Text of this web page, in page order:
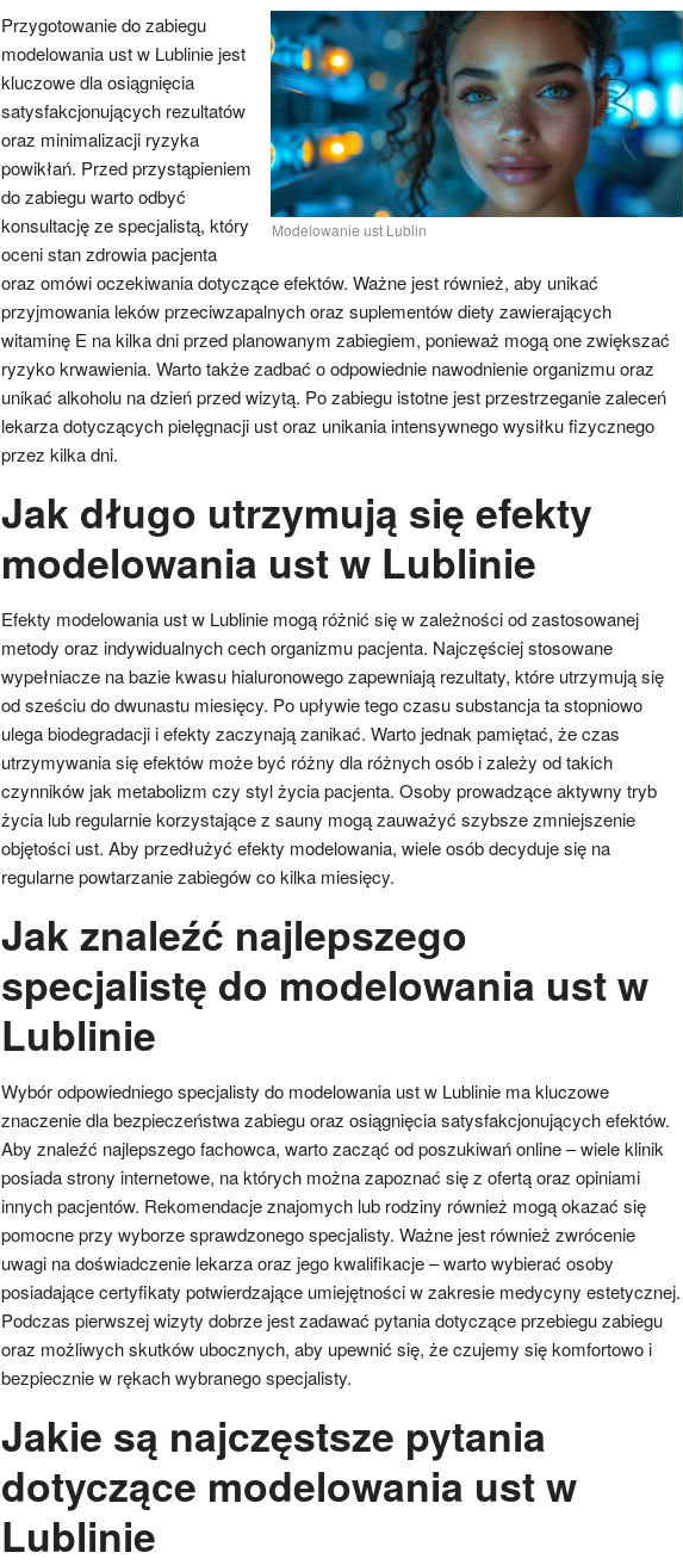
Modelowanie ust Lublin
Przygotowanie do zabiegu
modelowania ust w Lublinie jest
kluczowe dla osiągnięcia
satysfakcjonujących rezultatów
oraz minimalizacji ryzyka
powikłań. Przed przystąpieniem
do zabiegu warto odbyć
konsultację ze specjalistą, który
oceni stan zdrowia pacjenta
oraz omówi oczekiwania dotyczące efektów. Ważne jest również, aby unikać
przyjmowania leków przeciwzapalnych oraz suplementów diety zawierających
witaminę E na kilka dni przed planowanym zabiegiem, ponieważ mogą one zwiększać
ryzyko krwawienia. Warto także zadbać o odpowiednie nawodnienie organizmu oraz
unikać alkoholu na dzień przed wizytą. Po zabiegu istotne jest przestrzeganie zaleceń
lekarza dotyczących pielęgnacji ust oraz unikania intensywnego wysiłku fizycznego
przez kilka dni.
Jak długo utrzymują się efekty
modelowania ust w Lublinie
Efekty modelowania ust w Lublinie mogą różnić się w zależności od zastosowanej
metody oraz indywidualnych cech organizmu pacjenta. Najczęściej stosowane
wypełniacze na bazie kwasu hialuronowego zapewniają rezultaty, które utrzymują się
od sześciu do dwunastu miesięcy. Po upływie tego czasu substancja ta stopniowo
ulega biodegradacji i efekty zaczynają zanikać. Warto jednak pamiętać, że czas
utrzymywania się efektów może być różny dla różnych osób i zależy od takich
czynników jak metabolizm czy styl życia pacjenta. Osoby prowadzące aktywny tryb
życia lub regularnie korzystające z sauny mogą zauważyć szybsze zmniejszenie
objętości ust. Aby przedłużyć efekty modelowania, wiele osób decyduje się na
regularne powtarzanie zabiegów co kilka miesięcy.
Jak znaleźć najlepszego
specjalistę do modelowania ust w
Lublinie
Wybór odpowiedniego specjalisty do modelowania ust w Lublinie ma kluczowe
znaczenie dla bezpieczeństwa zabiegu oraz osiągnięcia satysfakcjonujących efektów.
Aby znaleźć najlepszego fachowca, warto zacząć od poszukiwań online – wiele klinik
posiada strony internetowe, na których można zapoznać się z ofertą oraz opiniami
innych pacjentów. Rekomendacje znajomych lub rodziny również mogą okazać się
pomocne przy wyborze sprawdzonego specjalisty. Ważne jest również zwrócenie
uwagi na doświadczenie lekarza oraz jego kwalifikacje – warto wybierać osoby
posiadające certyfikaty potwierdzające umiejętności w zakresie medycyny estetycznej.
Podczas pierwszej wizyty dobrze jest zadawać pytania dotyczące przebiegu zabiegu
oraz możliwych skutków ubocznych, aby upewnić się, że czujemy się komfortowo i
bezpiecznie w rękach wybranego specjalisty.
Jakie są najczęstsze pytania
dotyczące modelowania ust w
Lublinie